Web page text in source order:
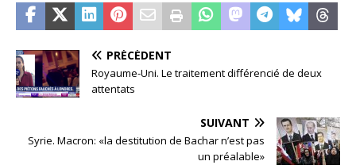
PRÉCÉDENT
Royaume-Uni. Le traitement différencié de deux
attentats
SUIVANT
Syrie. Macron: «la destitution de Bachar n’est pas
un préalable»